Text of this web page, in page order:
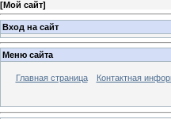
[Мой сайт]
Вход на сайт
Меню сайта
Главная страница Контактная